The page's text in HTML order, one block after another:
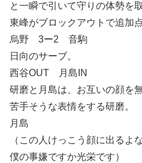
と一瞬で引いて守りの体勢を
東峰がブロックアウトで追加
烏野 3ー2 音駒
日向のサーブ。
西谷OUT 月島IN
研磨と月島は、お互いの顔を
苦手そうな表情をする研磨。
月島
（この人けっこう顔に出るよ
僕の事嫌ですか光栄です）